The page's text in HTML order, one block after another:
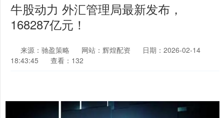
牛股动力 外汇管理局最新发布，
168287亿元！
来源：驰盈策略 网站：辉煌配资
日期：2026-02-14
18:43:45
查看：132